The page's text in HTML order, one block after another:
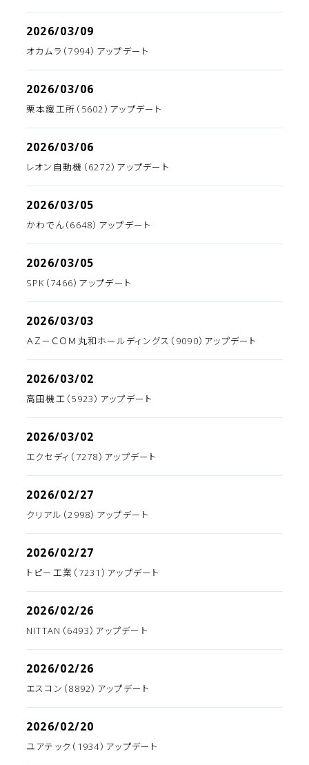
2026/03/09
オカムラ（7994）アップデート
2026/03/06
栗本鐵工所（5602）アップデート
2026/03/06
レオン自動機（6272）アップデート
2026/03/05
かわでん（6648）アップデート
2026/03/05
SPK（7466）アップデート
2026/03/03
ＡＺ－ＣＯＭ丸和ホールディングス（9090）アップデート
2026/03/02
高田機工（5923）アップデート
2026/03/02
エクセディ（7278）アップデート
2026/02/27
クリアル（2998）アップデート
2026/02/27
トピー工業（7231）アップデート
2026/02/26
NITTAN（6493）アップデート
2026/02/26
エスコン（8892）アップデート
2026/02/20
ユアテック（1934）アップデート